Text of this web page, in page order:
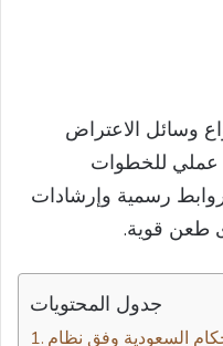
وسائل الاعتراض
للخطوات
رسمية وإرشادات
طعن قوية.
جدول المحتويات
السعودية وفق نظام